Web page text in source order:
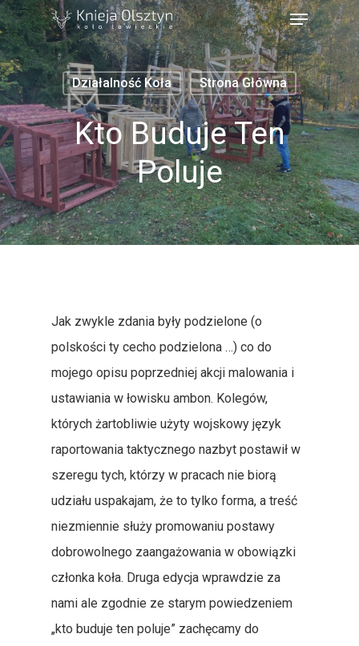
Działalność Koła Strona Główna
Kto Buduje Ten
Poluje
Jak zwykle zdania były podzielone (o
polskości ty cecho podzielona …) co do
mojego opisu poprzedniej akcji malowania i
ustawiania w łowisku ambon. Kolegów,
których żartobliwie użyty wojskowy język
raportowania taktycznego nazbyt postawił w
szeregu tych, którzy w pracach nie biorą
udziału uspakajam, że to tylko forma, a treść
niezmiennie służy promowaniu postawy
dobrowolnego zaangażowania w obowiązki
członka koła. Druga edycja wprawdzie za
nami ale zgodnie ze starym powiedzeniem
„kto buduje ten poluje” zachęcamy do